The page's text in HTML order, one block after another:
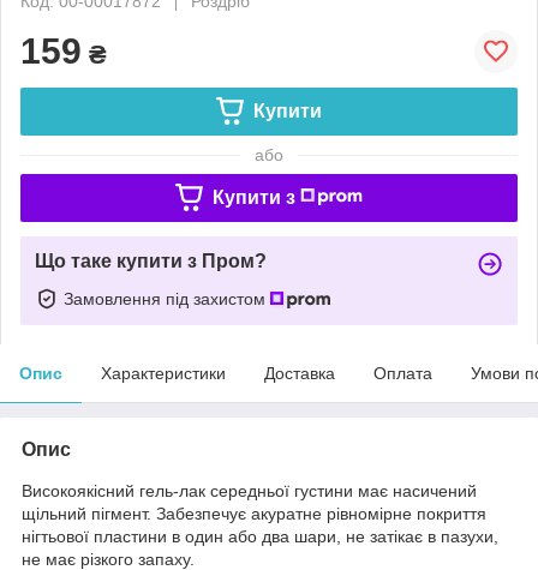
159 ₴
Купити
або
Купити з
Що таке купити з Пром?
Замовлення під захистом
Опис Характеристики Доставка Оплата Умови
Опис
Високоякісний гель-лак середньої густини має насичений
щільний пігмент. Забезпечує акуратне рівномірне покриття
нігтьової пластини в один або два шари, не затікає в пазухи,
не має різкого запаху.